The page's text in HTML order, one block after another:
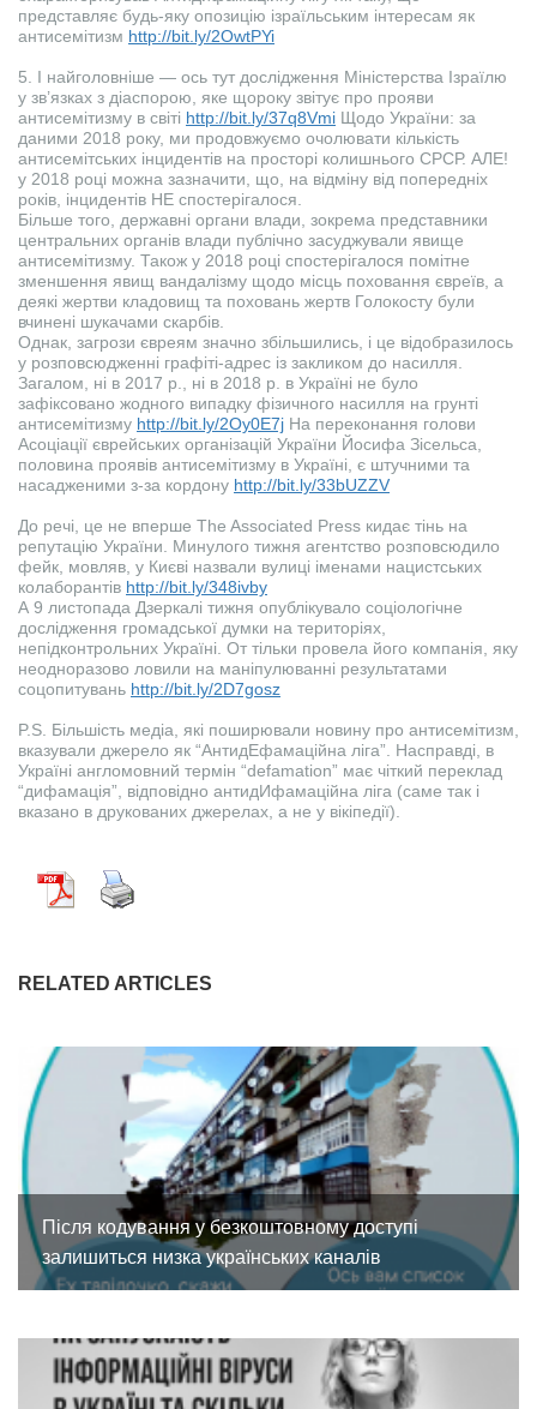
представляє будь-яку опозицію ізраїльським інтересам як
антисемітизм http://bit.ly/2OwtPYi
5. І найголовніше — ось тут дослідження Міністерства Ізраїлю
у зв’язках з діаспорою, яке щороку звітує про прояви
антисемітизму в світі http://bit.ly/37q8Vmi Щодо України: за
даними 2018 року, ми продовжуємо очолювати кількість
антисемітських інцидентів на просторі колишнього СРСР. АЛЕ!
у 2018 році можна зазначити, що, на відміну від попередніх
років, інцидентів НЕ спостерігалося.
Більше того, державні органи влади, зокрема представники
центральних органів влади публічно засуджували явище
антисемітизму. Також у 2018 році спостерігалося помітне
зменшення явищ вандалізму щодо місць поховання євреїв, а
деякі жертви кладовищ та поховань жертв Голокосту були
вчинені шукачами скарбів.
Однак, загрози євреям значно збільшились, і це відобразилось
у розповсюдженні графіті-адрес із закликом до насилля.
Загалом, ні в 2017 р., ні в 2018 р. в Україні не було
зафіксовано жодного випадку фізичного насилля на грунті
антисемітизму http://bit.ly/2Oy0E7j На переконання голови
Асоціації єврейських організацій України Йосифа Зісельса,
половина проявів антисемітизму в Україні, є штучними та
насадженими з-за кордону http://bit.ly/33bUZZV
До речі, це не вперше The Associated Press кидає тінь на
репутацію України. Минулого тижня агентство розповсюдило
фейк, мовляв, у Києві назвали вулиці іменами нацистських
колаборантів http://bit.ly/348ivby
А 9 листопада Дзеркалі тижня опублікувало соціологічне
дослідження громадської думки на територіях,
непідконтрольних Україні. От тільки провела його компанія, яку
неодноразово ловили на маніпулюванні результатами
соцопитувань http://bit.ly/2D7gosz
P.S. Більшість медіа, які поширювали новину про антисемітизм,
вказували джерело як “АнтидЕфамаційна ліга”. Насправді, в
Україні англомовний термін “defamation” має чіткий переклад
“дифамація”, відповідно антидИфамаційна ліга (саме так і
вказано в друкованих джерелах, а не у вікіпедії).
RELATED ARTICLES
Після кодування у безкоштовному доступі
залишиться низка українських каналів